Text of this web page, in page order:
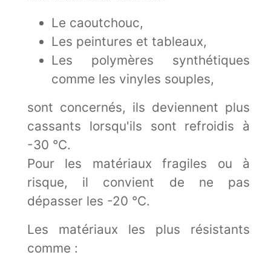
Le caoutchouc,
Les peintures et tableaux,
Les polymères synthétiques
comme les vinyles souples,
sont concernés, ils deviennent plus
cassants lorsqu'ils sont refroidis à
-30 °C.
Pour les matériaux fragiles ou à
risque, il convient de ne pas
dépasser les -20 °C.
Les matériaux les plus résistants
comme :